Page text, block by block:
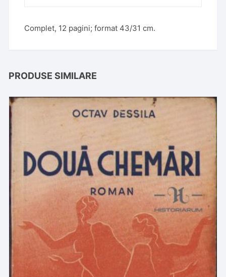
Complet, 12 pagini; format 43/31 cm.
PRODUSE SIMILARE